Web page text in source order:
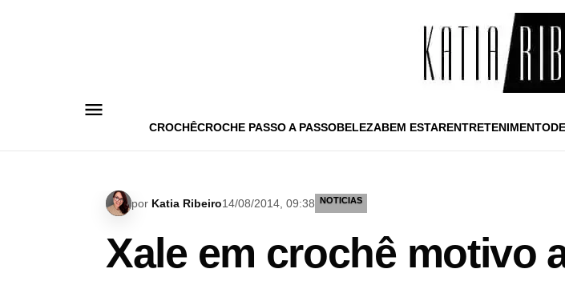
CROCHÊCROCHE PASSO A PASSOBELEZABEM ESTARENTRETENIMENTO
por Katia Ribeiro14/08/2014, 09:38 NOTICIAS
Xale em crochê motivo